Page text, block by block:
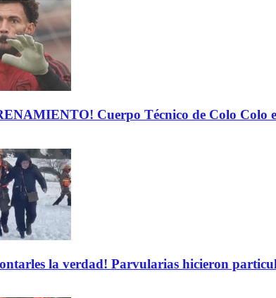
Cuerpo Técnico de Colo Colo
la verdad! Parvularias hicieron